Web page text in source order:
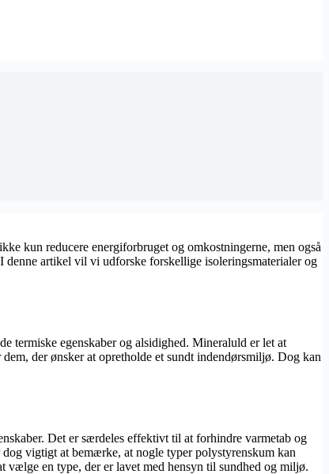
kun reducere energiforbruget og omkostningerne, men også
denne artikel vil vi udforske forskellige isoleringsmaterialer og
termiske egenskaber og alsidighed. Mineraluld er let at
der ønsker at opretholde et sundt indendørsmiljø. Dog kan
Det er særdeles effektivt til at forhindre varmetab og
vigtigt at bemærke, at nogle typer polystyrenskum kan
en type, der er lavet med hensyn til sundhed og miljø.